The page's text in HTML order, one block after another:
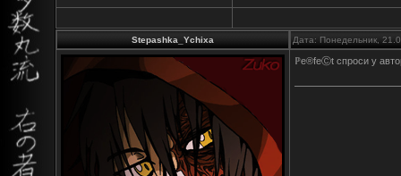
Stepashka_Ychixa Дата: Понедельник,
ℙe®feⒸt спроси у